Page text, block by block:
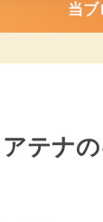
当ブ
テナ